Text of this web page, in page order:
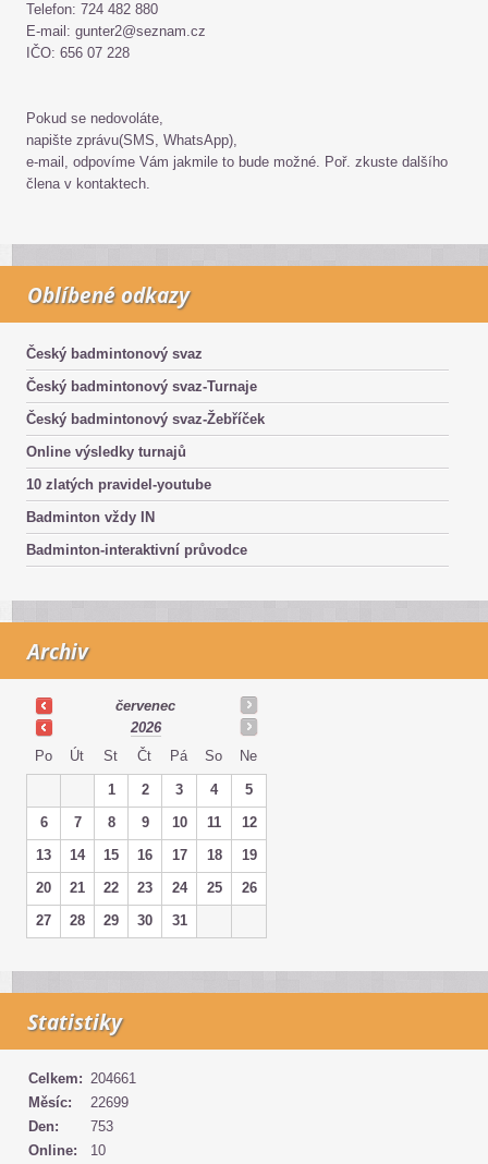
Telefon: 724 482 880
E-mail: gunter2@seznam.cz
IČO: 656 07 228
Pokud se nedovoláte,
napište zprávu(SMS, WhatsApp),
e-mail, odpovíme Vám jakmile to bude možné. Poř. zkuste dalšího
člena v kontaktech.
Oblíbené odkazy
Český badmintonový svaz
Český badmintonový svaz-Turnaje
Český badmintonový svaz-Žebříček
Online výsledky turnajů
10 zlatých pravidel-youtube
Badminton vždy IN
Badminton-interaktivní průvodce
Archiv
červenec
2026
Po
Út St Čt Pá So Ne
1 2 3 4
5
6
7 8 9 10 11
12
13
14 15 16 17 18
19
20
21 22 23 24 25
26
27
28 29 30 31
Statistiky
Online: 10
Celkem: 204661
Měsíc:
22699
Den:
753